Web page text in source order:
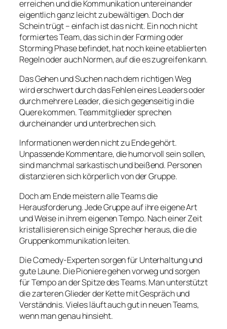
erreichen und die Kommunikation untereinander
eigentlich ganz leicht zu bewältigen. Doch der
Schein trügt – einfach ist das nicht. Ein noch nicht
formiertes Team, das sich in der Forming oder
Storming Phase befindet, hat noch keine etablierten
Regeln oder auch Normen, auf die es zugreifen kann.
Das Gehen und Suchen nach dem richtigen Weg
wird erschwert durch das Fehlen eines Leaders oder
durch mehrere Leader, die sich gegenseitig in die
Quere kommen. Teammitglieder sprechen
durcheinander und unterbrechen sich.
Informationen werden nicht zu Ende gehört.
Unpassende Kommentare, die humorvoll sein sollen,
sind manchmal sarkastisch und beißend. Personen
distanzieren sich körperlich von der Gruppe.
Doch am Ende meistern alle Teams die
Herausforderung. Jede Gruppe auf ihre eigene Art
und Weise in ihrem eigenen Tempo. Nach einer Zeit
kristallisieren sich einige Sprecher heraus, die die
Gruppenkommunikation leiten.
Die Comedy-Experten sorgen für Unterhaltung und
gute Laune. Die Pioniere gehen vorweg und sorgen
für Tempo an der Spitze des Teams. Man unterstützt
die zarteren Glieder der Kette mit Gespräch und
Verständnis. Vieles läuft auch gut in neuen Teams,
wenn man genau hinsieht.